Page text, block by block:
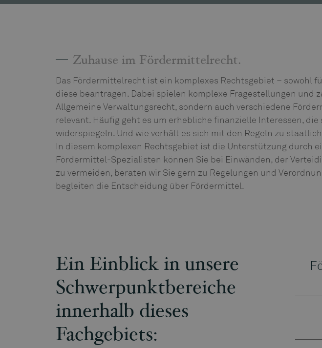
Zuhause im Fördermittelrecht.
Das Fördermittelrecht ist ein komplexes Rechtsgebiet – sowohl
diese beantragen. Dabei spielen komplexe Fragestellungen
Allgemeine Verwaltungsrecht, sondern auch verschiedene
relevant. Häufig geht es um erhebliche finanzielle Interessen,
widerspiegeln. Und wie verhält es sich mit den Regeln zu
In diesem komplexen Rechtsgebiet ist die Unterstützung durch
Fördermittel-Spezialisten können Sie bei Einwänden, der
zu vermeiden, beraten wir Sie gern zu Regelungen und
begleiten die Entscheidung über Fördermittel.
Ein Einblick in unsere
Schwerpunktbereiche
innerhalb dieses
Fachgebiets: